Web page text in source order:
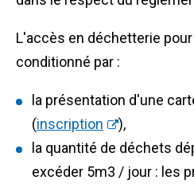
L'accès en déchetterie
conditionné par :
la présentation d'une
(inscription
),
la quantité de déchets
excéder 5m3 / jour : les